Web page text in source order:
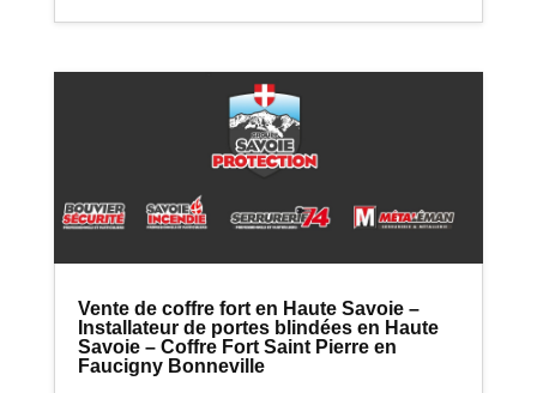
Vente de coffre fort en Haute Savoie –
Installateur de portes blindées en Haute
Savoie – Coffre Fort Saint Pierre en
Faucigny Bonneville